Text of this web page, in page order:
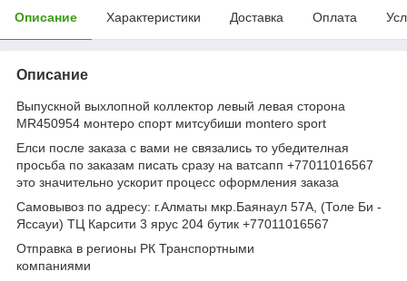
Описание Характеристики Доставка Оплата
Описание
Выпускной выхлопной коллектор левый левая сторона
MR450954 монтеро спорт митсубиши montero sport
Елси после заказа с вами не связались то убедителная
просьба по заказам писать сразу на ватсапп +77011016567
это значительно ускорит процесс оформления заказа
Самовывоз по адресу: г.Алматы мкр.Баянаул 57А, (Толе Би -
Яссауи) ТЦ Карсити 3 ярус 204 бутик +77011016567
Отправка в регионы РК Транспортными
компаниями